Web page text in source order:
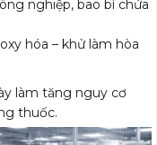
nghiệp, bao bì chứa
hóa – khử làm hòa
làm tăng nguy cơ
thuốc.